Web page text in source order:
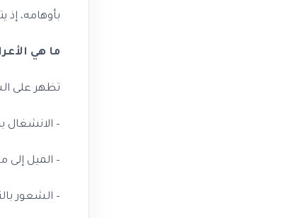
بأوهامه،
ما هي
تظهر على
– الانشغال
– الميل إلى
– الشعور